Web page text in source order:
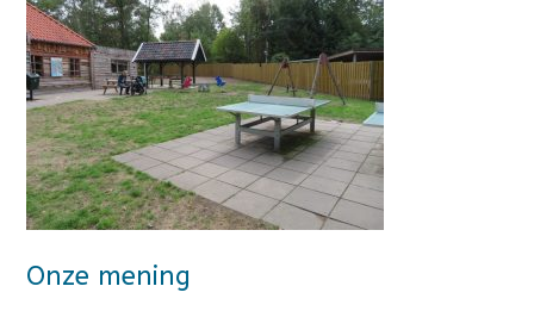
Onze mening